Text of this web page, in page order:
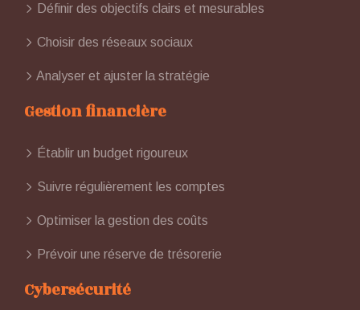
Définir des objectifs clairs et mesurables
Choisir des réseaux sociaux
Analyser et ajuster la stratégie
Gestion financière
Établir un budget rigoureux
Suivre régulièrement les comptes
Optimiser la gestion des coûts
Prévoir une réserve de trésorerie
Cybersécurité